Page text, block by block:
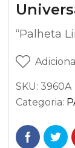
“Palheta
SKU: 3960A
Categoria: